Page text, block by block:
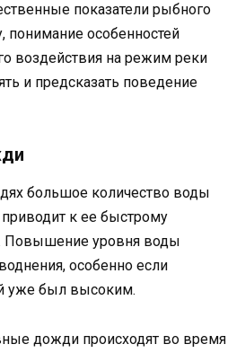
показатели рыбного
понимание особенностей
воздействия на режим реки
и предсказать поведение
большое количество воды
приводит к ее быстрому
уровня воды
особенно если
уже был высоким.
дожди происходят во время